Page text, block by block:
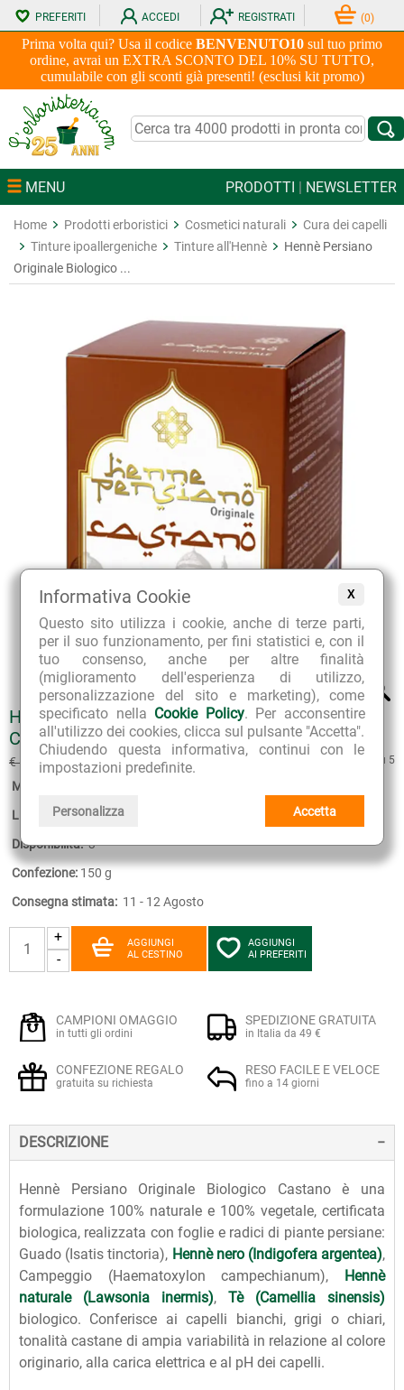
X
Informativa Cookie
Questo sito utilizza i cookie, anche di terze parti,
per il suo funzionamento, per fini statistici e, con il
tuo consenso, anche per altre finalità
(miglioramento dell'esperienza di utilizzo,
personalizzazione del sito e marketing), come
specificato nella Cookie Policy. Per acconsentire
all'utilizzo dei cookies, clicca sul pulsante "Accetta".
Chiudendo questa informativa, continui con le
impostazioni predefinite.
Personalizza Accetta
Prima volta qui? Usa il codice BENVENUTO10 sul tuo primo
ordine, avrai un EXTRA SCONTO DEL 10% SU TUTTO,
cumulabile con gli sconti già presenti! (esclusi kit promo)
PREFERITI ACCEDI REGISTRATI (0)
MENU PRODOTTI | NEWSLETTER
Home Prodotti erboristici Cosmetici naturali
Cura dei capelli
Tinture ipoallergeniche
Tinture all'Hennè
Hennè Persiano
Originale Biologico ...
HENNÈ PERSIANO ORIGINALE BIOLOGICO
CASTANO
€ 17.00 € 15.30(sconto 10%) 5 su 5
Marca:
Linea:
Hennè Persiano Originale Biologico
Disponibilità:3
Confezione: 150 g
Consegna stimata: 11 - 12 Agosto
+
-
AGGIUNGI
AL CESTINO
AGGIUNGI
AI PREFERITI
CAMPIONI OMAGGIO
in tutti gli ordini
SPEDIZIONE GRATUITA
in Italia da 49 €
CONFEZIONE REGALO
gratuita su richiesta
RESO FACILE E VELOCE
fino a 14 giorni
DESCRIZIONE
Hennè Persiano Originale Biologico Castano è una
formulazione 100% naturale e 100% vegetale, certificata
biologica, realizzata con foglie e radici di piante persiane:
Guado (Isatis tinctoria), Hennè nero (Indigofera argentea),
Campeggio (Haematoxylon campechianum), Hennè
naturale (Lawsonia inermis), Tè (Camellia sinensis)
biologico. Conferisce ai capelli bianchi, grigi o chiari,
tonalità castane di ampia variabilità in relazione al colore
originario, alla carica elettrica e al pH dei capelli.